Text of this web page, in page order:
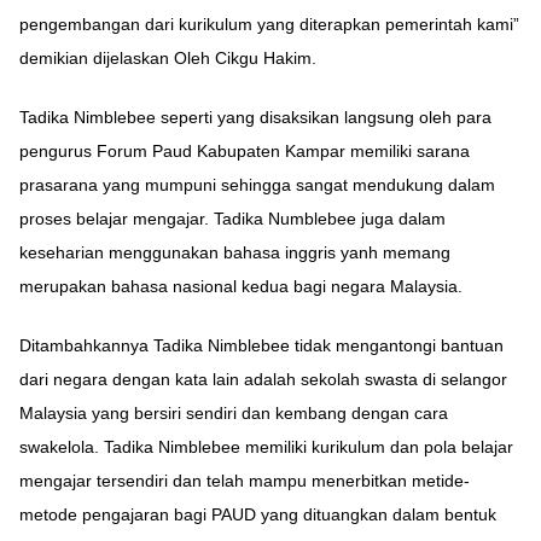
pengembangan dari kurikulum yang diterapkan pemerintah kami”
demikian dijelaskan Oleh Cikgu Hakim.
Tadika Nimblebee seperti yang disaksikan langsung oleh para
pengurus Forum Paud Kabupaten Kampar memiliki sarana
prasarana yang mumpuni sehingga sangat mendukung dalam
proses belajar mengajar. Tadika Numblebee juga dalam
keseharian menggunakan bahasa inggris yanh memang
merupakan bahasa nasional kedua bagi negara Malaysia.
Ditambahkannya Tadika Nimblebee tidak mengantongi bantuan
dari negara dengan kata lain adalah sekolah swasta di selangor
Malaysia yang bersiri sendiri dan kembang dengan cara
swakelola. Tadika Nimblebee memiliki kurikulum dan pola belajar
mengajar tersendiri dan telah mampu menerbitkan metide-
metode pengajaran bagi PAUD yang dituangkan dalam bentuk